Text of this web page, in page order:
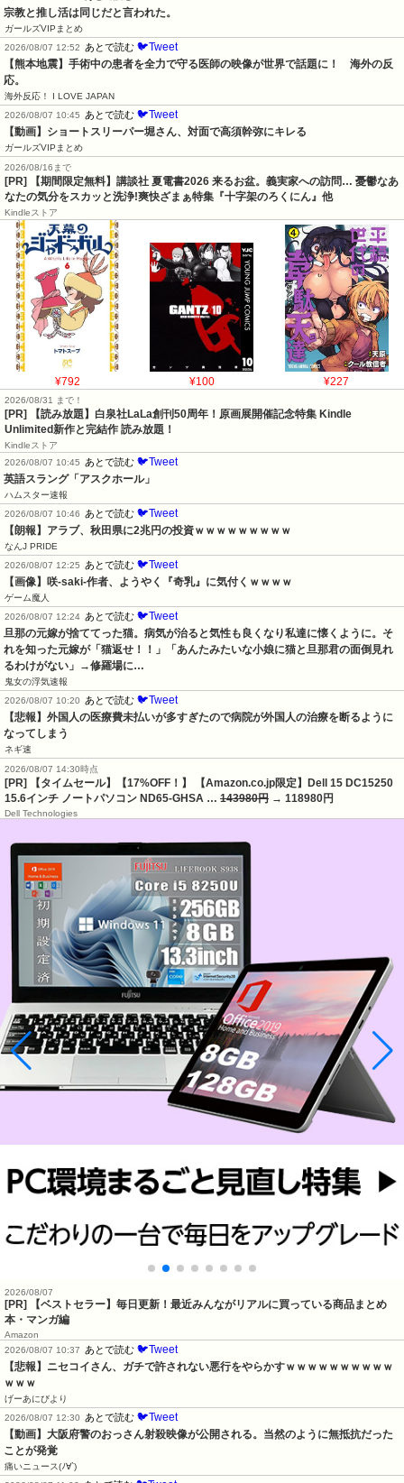
宗教と推し活は同じだと言われた。
ガールズVIPまとめ
2026/08/07 12:52
あとで読む 🐦Tweet
【熊本地震】手術中の患者を全力で守る医師の映像が世界で話題に！　海外の反
応。
海外反応！ I LOVE JAPAN
2026/08/07 10:45
あとで読む 🐦Tweet
【動画】ショートスリーパー堀さん、対面で高須幹弥にキレる
ガールズVIPまとめ
2026/08/16まで
[PR] 【期間限定無料】講談社 夏電書2026 来るお盆。義実家への訪問… 憂鬱なあ
なたの気分をスカッと洗浄!爽快ざまぁ特集『十字架のろくにん』他
Kindleストア
¥792 ¥100 ¥227
2026/08/31 まで！
[PR]
【読み放題】白泉社LaLa創刊50周年！原画展開催記念特集 Kindle
Unlimited新作と完結作 読み放題！
Kindleストア
2026/08/07 10:45
あとで読む 🐦Tweet
英語スラング「アスクホール」
ハムスター速報
2026/08/07 10:46
あとで読む 🐦Tweet
【朗報】アラブ、秋田県に2兆円の投資ｗｗｗｗｗｗｗｗｗ
なんJ PRIDE
2026/08/07 12:25
あとで読む 🐦Tweet
【画像】咲-saki-作者、ようやく『奇乳』に気付くｗｗｗｗ
ゲーム魔人
2026/08/07 12:24 あとで読む 🐦Tweet
旦那の元嫁が捨ててった猫。病気が治ると気性も良くなり私達に懐くように。そ
れを知った元嫁が「猫返せ！！」「あんたみたいな小娘に猫と旦那君の面倒見れ
るわけがない」→修羅場に…
鬼女の浮気速報
2026/08/07 10:20
あとで読む 🐦Tweet
【悲報】外国人の医療費未払いが多すぎたので病院が外国人の治療を断るように
なってしまう
ネギ速
2026/08/07 14:30時点
[PR] 【タイムセール】【17%OFF！】 【Amazon.co.jp限定】Dell 15 DC15250
15.6インチ ノートパソコン ND65-GHSA … 143980円 → 118980円
Dell Technologies
2026/08/07
[PR] 【ベストセラー】毎日更新！最近みんながリアルに買っている商品まとめ
本・マンガ編
Amazon
2026/08/07 10:37
あとで読む 🐦Tweet
【悲報】ニセコイさん、ガチで許されない悪行をやらかすｗｗｗｗｗｗｗｗｗｗ
ｗｗｗ
げーあにびより
2026/08/07 12:30
あとで読む 🐦Tweet
【動画】大阪府警のおっさん射殺映像が公開される。当然のように無抵抗だった
ことが発覚
痛いニュース(ﾉ∀`)